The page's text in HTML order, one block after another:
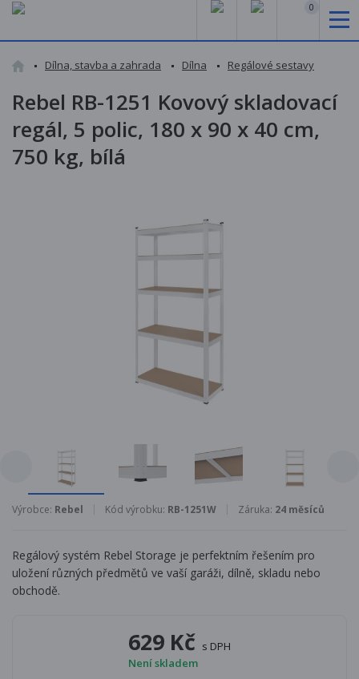
0
Dílna, stavba a zahrada Dílna Regálové sestavy
Rebel RB-1251 Kovový skladovací
regál, 5 polic, 180 x 90 x 40 cm,
750 kg, bílá
Výrobce: Rebel Kód výrobku: RB-1251W Záruka: 24 měsíců
Regálový systém Rebel Storage je perfektním řešením pro
uložení různých předmětů ve vaší garáži, dílně, skladu nebo
obchodě.
629 Kč s DPH
Není skladem